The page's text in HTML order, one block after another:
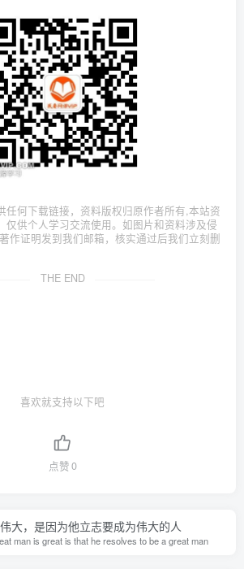
任何下载链接，资料版权归原作者所有,本站资
仅供个人学习交流使用。如图片和资料涉及侵
作证明发到我们邮箱，核实通过后我们立刻删
THE END
喜欢就支持以下吧
点赞0
大，是因为他立志要成为伟大的人
man is great is that he resolves to be a great man